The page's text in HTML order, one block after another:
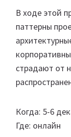
В ходе этой
паттерны
страдают от
Когда: 5-6
Где: онлайн